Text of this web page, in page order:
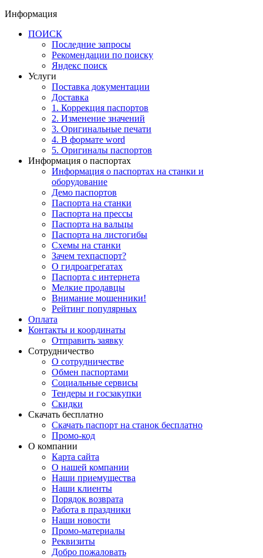
Информация
ПОИСК
Последние запросы
Рекомендации по поиску
Яндекс поиск
Услуги
Поставка документации
Доставка
1. Коррекция паспортов
2. Изменение значений
3. Оригинальные печати
4. В формате word
5. Оригиналы паспортов
Информация о паспортах
Информация о паспортах на станки и
оборудование
Демо паспортов
Паспорта на станки
Паспорта на прессы
Паспорта на вальцы
Паспорта на листогибы
Схемы на станки
Зачем техпаспорт?
О гидроагрегатах
Паспорта с интернета
Мелкие продавцы
Внимание мошенники!
Рейтинг популярных
Оплата
Контакты и координаты
Отправить заявку
Сотрудничество
О сотрудничестве
Обмен паспортами
Социальные сервисы
Тендеры и госзакупки
Скидки
Скачать бесплатно
Скачать паспорт на станок бесплатно
Промо-код
О компании
Карта сайта
О нашей компании
Наши приемущества
Наши клиенты
Порядок возврата
Работа в праздники
Наши новости
Промо-материалы
Реквизиты
Добро пожаловать